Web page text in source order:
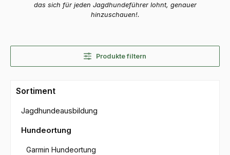
das sich für jeden Jagdhundeführer lohnt, genauer
hinzuschauen!.
Produkte filtern
Sortiment
Jagdhundeausbildung
Hundeortung
Garmin Hundeortung